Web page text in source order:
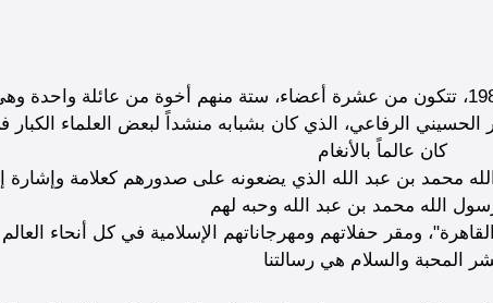
فرقة نشيد إسلامية سورية تأسست في عام 1983، تتكون من عشرة أعضاء، ستة منهم أخوة من عائلة
الرفاعي، الذي كان بشبابه منشداً لبعض العلماء
كان عالماً بالأنغام
محمد بن عبد الله الذي يضعونه على صدورهم كعلامة وإشارة
الله محمد بن عبد الله وحبه لهم
ومقر حفلاتهم ومهرجاناتهم الإسلامية في كل أنحاء العالم
المحبة والسلام هي رسالتنا